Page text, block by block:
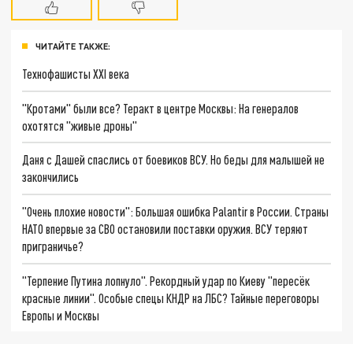
ЧИТАЙТЕ ТАКЖЕ:
Технофашисты XXI века
"Кротами" были все? Теракт в центре Москвы: На генералов
охотятся "живые дроны"
Даня с Дашей спаслись от боевиков ВСУ. Но беды для малышей не
закончились
"Очень плохие новости": Большая ошибка Palantir в России. Страны
НАТО впервые за СВО остановили поставки оружия. ВСУ теряют
приграничье?
"Терпение Путина лопнуло". Рекордный удар по Киеву "пересёк
красные линии". Особые спецы КНДР на ЛБС? Тайные переговоры
Европы и Москвы